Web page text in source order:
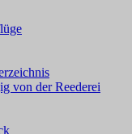
von der Reederei